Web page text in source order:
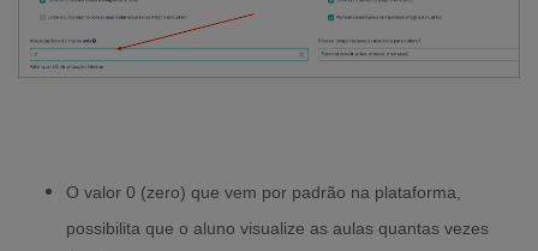
O valor 0 (zero) que vem por padrão na plataforma,
possibilita que o aluno visualize as aulas quantas vezes